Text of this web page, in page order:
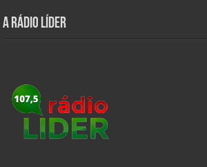
A Rádio Líder